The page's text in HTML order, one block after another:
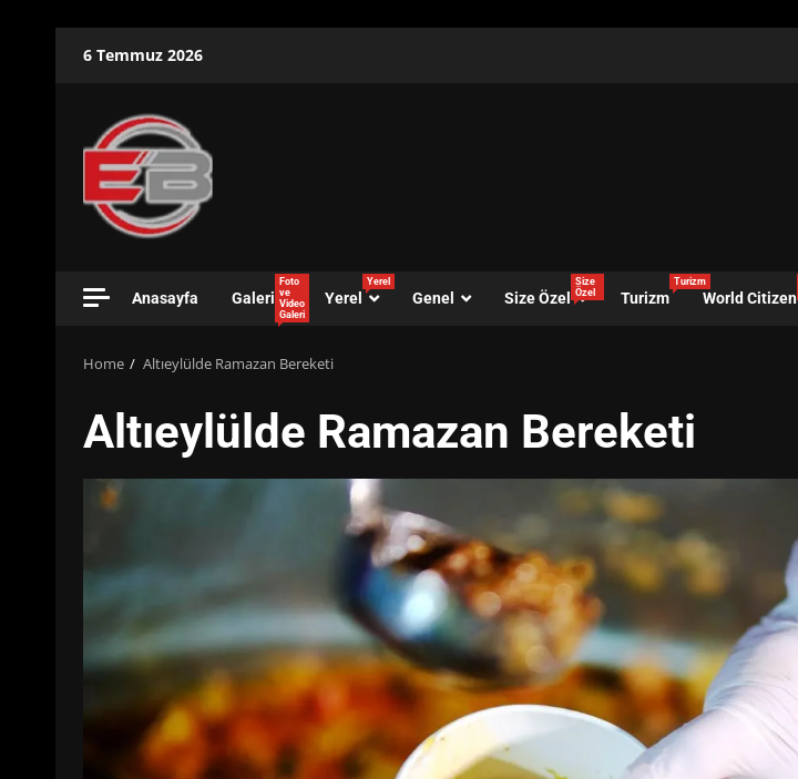
6 Temmuz 2026
Anasayfa Galeri
Foto
ve
Video
Galeri
Yerel
Yerel
Genel Size Özel
Size
Özel
Turizm
Turizm
World Citizen
Home Altıeylülde Ramazan Bereketi
Altıeylülde Ramazan Bereketi